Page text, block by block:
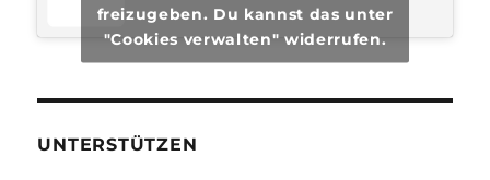
freizugeben. Du kannst das unter
"Cookies verwalten" widerrufen.
UNTERSTÜTZEN